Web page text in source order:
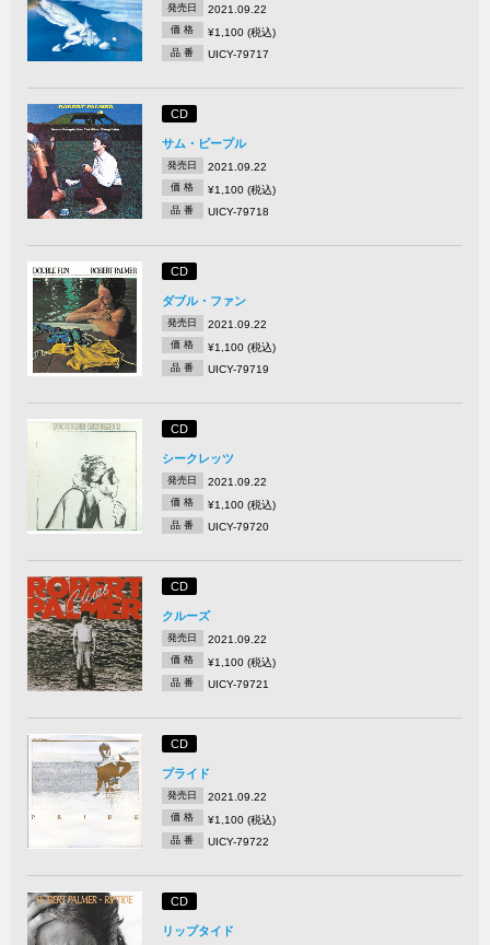
発売日 2021.09.22
価 格 ¥1,100 (税込)
品 番 UICY-79717
CD
サム・ピープル
発売日 2021.09.22
価 格 ¥1,100 (税込)
品 番 UICY-79718
CD
ダブル・ファン
発売日 2021.09.22
価 格 ¥1,100 (税込)
品 番 UICY-79719
CD
シークレッツ
発売日 2021.09.22
価 格 ¥1,100 (税込)
品 番 UICY-79720
CD
クルーズ
発売日 2021.09.22
価 格 ¥1,100 (税込)
品 番 UICY-79721
CD
プライド
発売日 2021.09.22
価 格 ¥1,100 (税込)
品 番 UICY-79722
CD
リップタイド